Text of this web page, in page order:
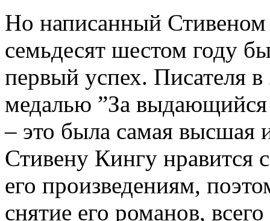
Но написанный
семьдесят шестом году
первый успех. Писателя
медалью ”За выдающийся
– это была самая высшая
Стивену Кингу нравится
его произведениям,
снятие его романов,